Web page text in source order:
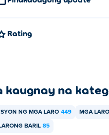
Rating
kaugnay na
NG MGA LARO 449 MGA
BARIL 85